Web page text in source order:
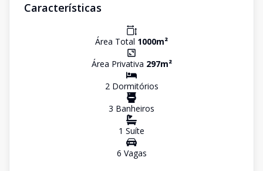
Características
Área Total 1000m²
Área Privativa 297m²
2Dormitórios
3 Banheiros
1 Suíte
6 Vagas